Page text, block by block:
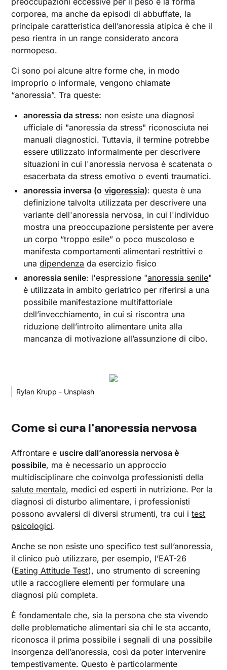
corporea, ma anche da episodi di abbuffate, la
principale caratteristica dell’anoressia atipica è che il
peso rientra in un range considerato ancora
normopeso.
Ci sono poi alcune altre forme che, in modo
improprio o informale, vengono chiamate
“anoressia”. Tra queste:
anoressia da stress: non esiste una diagnosi
ufficiale di "anoressia da stress" riconosciuta nei
manuali diagnostici. Tuttavia, il termine potrebbe
essere utilizzato informalmente per descrivere
situazioni in cui l'anoressia nervosa è scatenata o
esacerbata da stress emotivo o eventi traumatici.
anoressia inversa (o vigoressia): questa è una
definizione talvolta utilizzata per descrivere una
variante dell'anoressia nervosa, in cui l'individuo
mostra una preoccupazione persistente per avere
un corpo “troppo esile” o poco muscoloso e
manifesta comportamenti alimentari restrittivi e
unadipendenza da esercizio fisico
anoressia senile: l'espressione "anoressia senile"
è utilizzata in ambito geriatrico per riferirsi a una
possibile manifestazione multifattoriale
dell’invecchiamento, in cui si riscontra una
riduzione dell’introito alimentare unita alla
mancanza di motivazione all’assunzione di cibo.
Rylan Krupp - Unsplash
Come si cura l'anoressia nervosa
Affrontare e uscire dall’anoressia nervosa è
possibile, ma è necessario un approccio
multidisciplinare che coinvolga professionisti della
salute mentale, medici ed esperti in nutrizione. Per la
diagnosi di disturbo alimentare, i professionisti
possono avvalersi di diversi strumenti, tra cui itest
psicologici.
Anche se non esiste uno specifico test sull’anoressia,
il clinico può utilizzare, per esempio, l’EAT-26
(Eating Attitude Test), uno strumento di screening
utile a raccogliere elementi per formulare una
diagnosi più completa.
È fondamentale che, sia la persona che sta vivendo
delle problematiche alimentari sia chi le sta accanto,
riconosca il prima possibile i segnali di una possibile
insorgenza dell’anoressia, così da poter intervenire
tempestivamente. Questo è particolarmente